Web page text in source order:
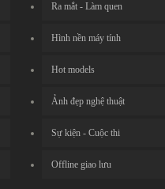
Ra mắt - Làm quen
Hình nền máy tính
Hot models
Ảnh đẹp nghệ thuật
Sự kiện - Cuộc thi
Offline giao lưu